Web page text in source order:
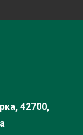
42700,